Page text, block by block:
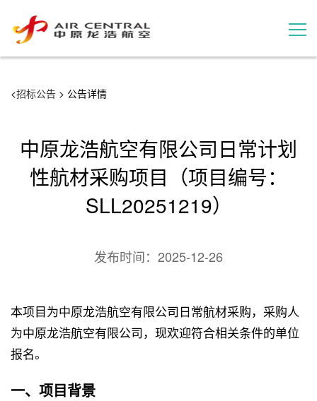
用户案例
<招标公告 > 公告详情
中原龙浩航空有限公司日常计划
性航材采购项目（项目编号：
SLL20251219）
发布时间： 2025-12-26
本项目为中原龙浩航空有限公司日常航材采购，采购人
为中原龙浩航空有限公司，现欢迎符合相关条件的单位
报名。
一、项目背景